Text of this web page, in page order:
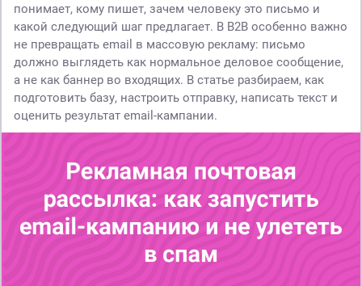
понимает, кому пишет, зачем человеку это письмо и
какой следующий шаг предлагает. В B2B особенно важно
не превращать email в массовую рекламу: письмо
должно выглядеть как нормальное деловое сообщение,
а не как баннер во входящих. В статье разбираем, как
подготовить базу, настроить отправку, написать текст и
оценить результат email-кампании.